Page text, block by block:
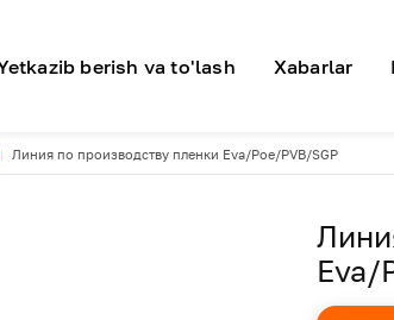
навигация
berish va to'lash Xabarlar
Линия по производству пленки Eva/Poe/PVB/SGP
Eva/